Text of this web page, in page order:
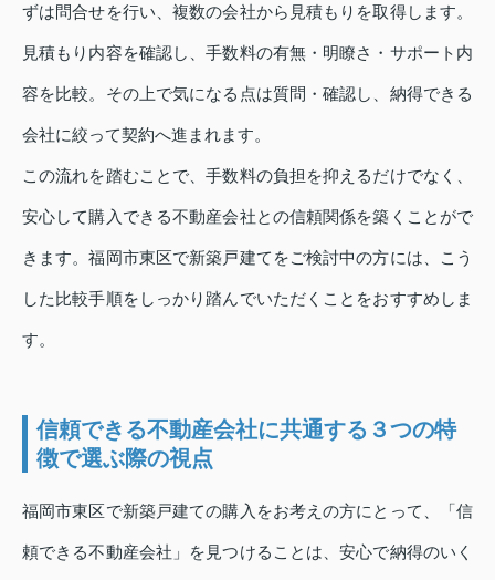
ずは問合せを行い、複数の会社から見積もりを取得します。
見積もり内容を確認し、手数料の有無・明瞭さ・サポート内
容を比較。その上で気になる点は質問・確認し、納得できる
会社に絞って契約へ進まれます。
この流れを踏むことで、手数料の負担を抑えるだけでなく、
安心して購入できる不動産会社との信頼関係を築くことがで
きます。福岡市東区で新築戸建てをご検討中の方には、こう
した比較手順をしっかり踏んでいただくことをおすすめしま
す。
信頼できる不動産会社に共通する３つの特
徴で選ぶ際の視点
福岡市東区で新築戸建ての購入をお考えの方にとって、「信
頼できる不動産会社」を見つけることは、安心で納得のいく